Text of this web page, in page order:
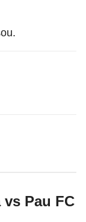
Pau FC